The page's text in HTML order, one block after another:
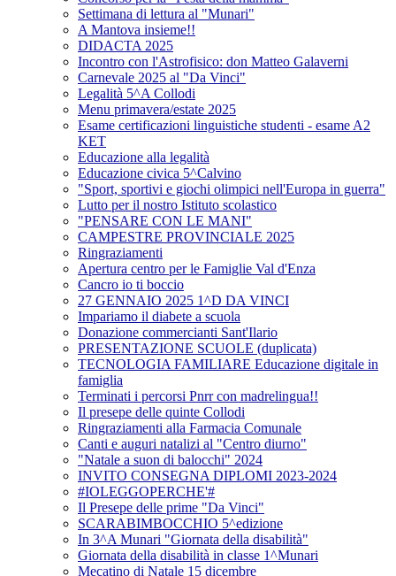
Settimana di lettura al "Munari"
A Mantova insieme!!
DIDACTA 2025
Incontro con l'Astrofisico: don Matteo Galaverni
Carnevale 2025 al "Da Vinci"
Legalità 5^A Collodi
Menu primavera/estate 2025
Esame certificazioni linguistiche studenti - esame A2
KET
Educazione alla legalità
Educazione civica 5^Calvino
"Sport, sportivi e giochi olimpici nell'Europa in guerra"
Lutto per il nostro Istituto scolastico
"PENSARE CON LE MANI"
CAMPESTRE PROVINCIALE 2025
Ringraziamenti
Apertura centro per le Famiglie Val d'Enza
Cancro io ti boccio
27 GENNAIO 2025 1^D DA VINCI
Impariamo il diabete a scuola
Donazione commercianti Sant'Ilario
PRESENTAZIONE SCUOLE (duplicata)
TECNOLOGIA FAMILIARE Educazione digitale in
famiglia
Terminati i percorsi Pnrr con madrelingua!!
Il presepe delle quinte Collodi
Ringraziamenti alla Farmacia Comunale
Canti e auguri natalizi al "Centro diurno"
"Natale a suon di balocchi" 2024
INVITO CONSEGNA DIPLOMI 2023-2024
#IOLEGGOPERCHE'#
Il Presepe delle prime "Da Vinci"
SCARABIMBOCCHIO 5^edizione
In 3^A Munari "Giornata della disabilità"
Giornata della disabilità in classe 1^Munari
Mecatino di Natale 15 dicembre